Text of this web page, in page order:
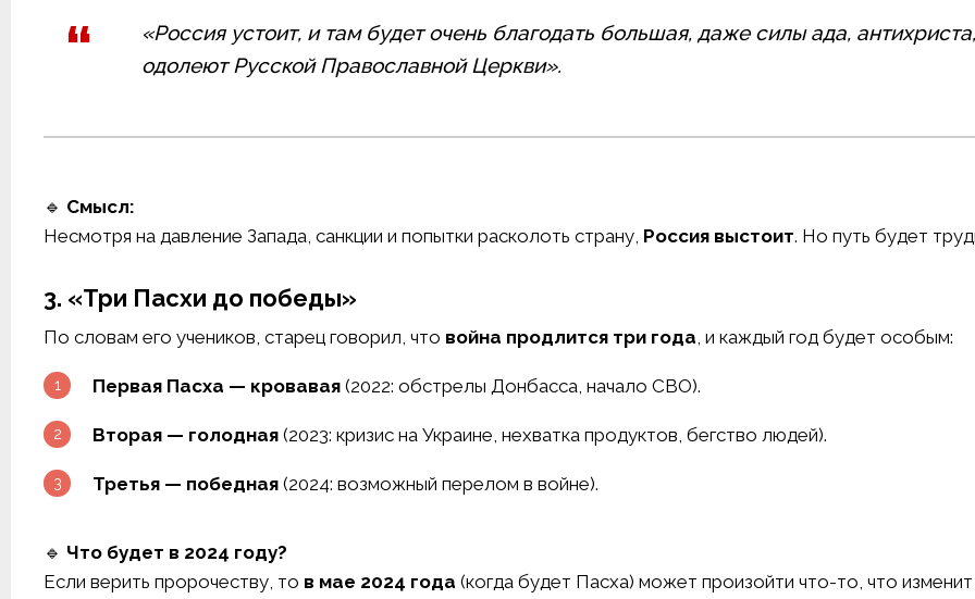
«Россия устоит, и там будет очень благодать большая, даже силы ада,
одолеют Русской Православной Церкви».
🔹 Смысл:
Несмотря на давление Запада, санкции и попытки расколоть страну, Россия выстоит. Но путь будет
3. «Три Пасхи до победы»
По словам его учеников, старец говорил, что война продлится три года, и каждый год будет особым:
Первая Пасха — кровавая (2022: обстрелы Донбасса, начало СВО).
Вторая — голодная (2023: кризис на Украине, нехватка продуктов, бегство людей).
Третья — победная (2024: возможный перелом в войне).
🔹 Что будет в 2024 году?
Если верить пророчеству, то в мае 2024 года (когда будет Пасха) может произойти что-то, что